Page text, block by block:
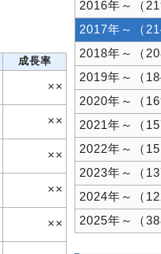
成長率
××
××
××
××
××
2016年～（
2017年～（
2018年～（
2019年～（
2020年～（
2021年～（
2022年～（
2023年～（
2024年～（
2025年～（